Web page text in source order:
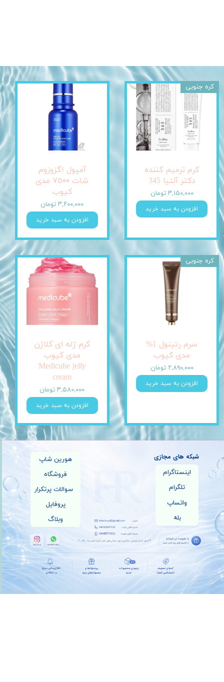
کرم ترمیم کننده
دکتر آلتیا 345
۳,۱۵۰,۰۰۰ تومان
افزودن به سبد خرید
کره جنوبی
آمپول اگزوزوم
شات ٧٥٠٠ مدی
کیوب
۳,۲۰۰,۰۰۰ تومان
افزودن به سبد خرید
سرم رتینول 1%
مدی کیوب
۲,۸۹۰,۰۰۰ تومان
افزودن به سبد خرید
کره جنوبی
کرم ژله ای کلاژن
مدی کیوب
Medicube jelly
cream
۳,۵۸۰,۰۰۰ تومان
افزودن به سبد خرید
هورین شاپ
فروشگاه
سوالات پرتکرار
پروفایل
وبلاگ
اینستاگرام
تلگرام
واتساپ
بله
شبکه های مجازی